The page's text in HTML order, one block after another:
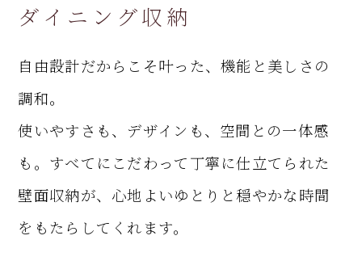
ダイニング収納
自由設計だからこそ叶った、機能と美しさの
調和。
使いやすさも、デザインも、空間との一体感
も。すべてにこだわって丁寧に仕立てられた
壁面収納が、心地よいゆとりと穏やかな時間
をもたらしてくれます。